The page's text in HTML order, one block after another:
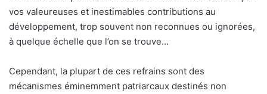
vos valeureuses et inestimables contributions au
développement, trop souvent non reconnues ou ignorées,
à quelque échelle que l’on se trouve…
Cependant, la plupart de ces refrains sont des
mécanismes éminemment patriarcaux destinés non